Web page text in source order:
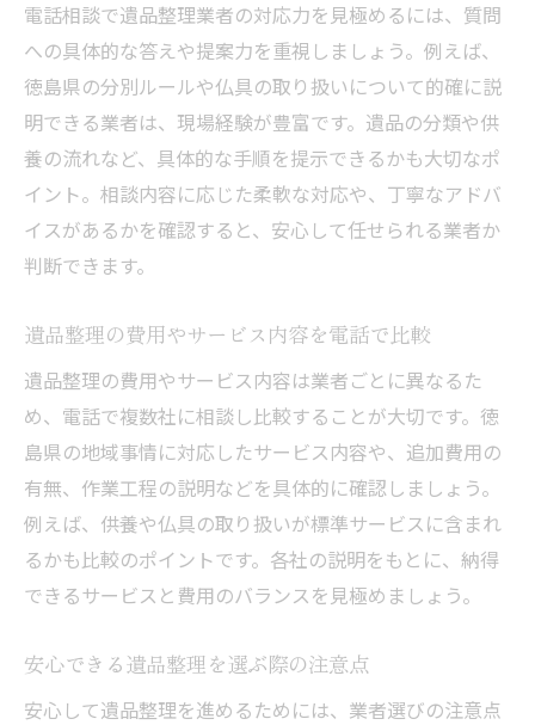
電話相談で遺品整理業者の対応力を見極めるには、質問
への具体的な答えや提案力を重視しましょう。例えば、
徳島県の分別ルールや仏具の取り扱いについて的確に説
明できる業者は、現場経験が豊富です。遺品の分類や供
養の流れなど、具体的な手順を提示できるかも大切なポ
イント。相談内容に応じた柔軟な対応や、丁寧なアドバ
イスがあるかを確認すると、安心して任せられる業者か
判断できます。
遺品整理の費用やサービス内容を電話で比較
遺品整理の費用やサービス内容は業者ごとに異なるた
め、電話で複数社に相談し比較することが大切です。徳
島県の地域事情に対応したサービス内容や、追加費用の
有無、作業工程の説明などを具体的に確認しましょう。
例えば、供養や仏具の取り扱いが標準サービスに含まれ
るかも比較のポイントです。各社の説明をもとに、納得
できるサービスと費用のバランスを見極めましょう。
安心できる遺品整理を選ぶ際の注意点
安心して遺品整理を進めるためには、業者選びの注意点